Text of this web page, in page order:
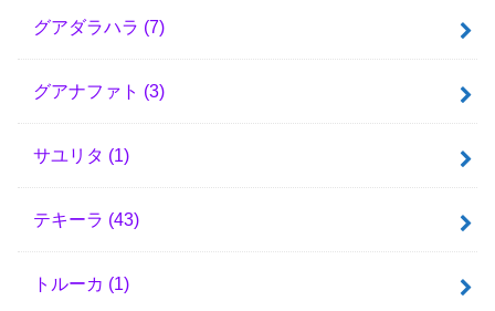
グアダラハラ (7)
グアナファト (3)
サユリタ (1)
テキーラ (43)
トルーカ (1)